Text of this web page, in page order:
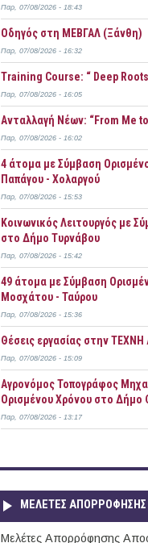
Παρ, 07/08/2026 - 18:43
Οδηγός στη ΜΕΒΓΑΛ (Ξάνθη)
Παρ, 07/08/2026 - 16:32
Training Course: “ Deep
Παρ, 07/08/2026 - 16:05
Ανταλλαγή Νέων: “From Me
Παρ, 07/08/2026 - 16:02
4 άτομα με Σύμβαση
Παπάγου - Χολαργού
Παρ, 07/08/2026 - 15:53
Κοινωνικός Λειτουργός με
στο Δήμο Τυρνάβου
Παρ, 07/08/2026 - 15:42
49 άτομα με Σύμβαση
Μοσχάτου - Ταύρου
Παρ, 07/08/2026 - 15:36
Θέσεις εργασίας στην ΤΕΧΝΗ
Παρ, 07/08/2026 - 15:09
Αγρονόμος Τοπογράφος
Ορισμένου Χρόνου στο Δήμο
Παρ, 07/08/2026 - 13:17
ΜΕΛΕΤΕΣ ΑΠΟΡΡΟΦΗΣΗΣ
Μελέτες Απορρόφησης